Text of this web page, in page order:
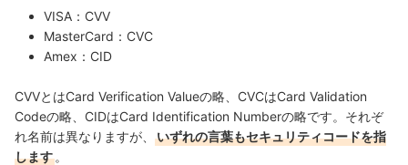
VISA：CVV
MasterCard：CVC
Amex：CID
CVVとはCard Verification Valueの略、CVCはCard Validation
Codeの略、CIDはCard Identification Numberの略です。それぞ
れ名前は異なりますが、
いずれの言葉もセキュリティコードを指
します 。